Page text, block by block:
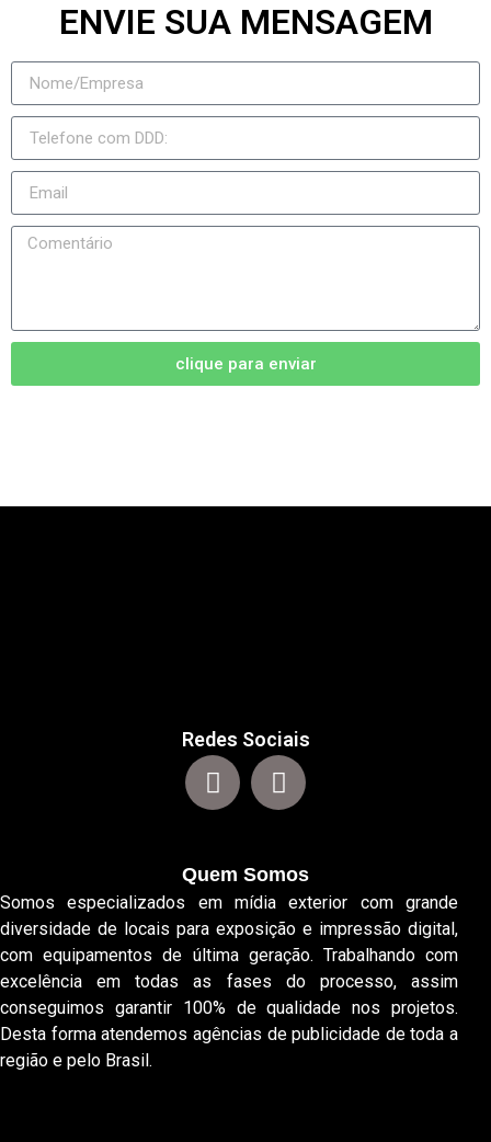
ENVIE SUA MENSAGEM
clique para enviar
Redes Sociais
Quem Somos
Somos especializados em mídia exterior com grande
diversidade de locais para exposição e impressão digital,
com equipamentos de última geração. Trabalhando com
excelência em todas as fases do processo, assim
conseguimos garantir 100% de qualidade nos projetos.
Desta forma atendemos agências de publicidade de toda a
região e pelo Brasil.